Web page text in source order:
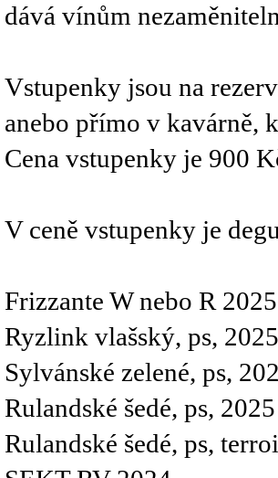
dává vínům
Vstupenky jsou na
anebo přímo v kavárně,
Cena vstupenky je 900
V ceně vstupenky je
Frizzante W nebo R 2025
Ryzlink vlašský, ps, 2025
Sylvánské zelené, ps,
Rulandské šedé, ps, 2025
Rulandské šedé, ps,